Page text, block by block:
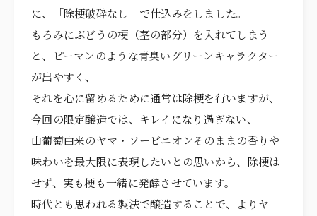
に、「除梗破砕なし」で仕込みをしました。
もろみにぶどうの梗（茎の部分）を入れてしまう
と、ピーマンのような青臭いグリーンキャラクター
が出やすく、
それを心に留めるために通常は除梗を行いますが、
今回の限定醸造では、キレイになり過ぎない、
山葡萄由来のヤマ・ソービニオンそのままの香りや
味わいを最大限に表現したいとの思いから、除梗は
せず、実も梗も一緒に発酵させています。
時代とも思われる製法で醸造することで、よりヤ